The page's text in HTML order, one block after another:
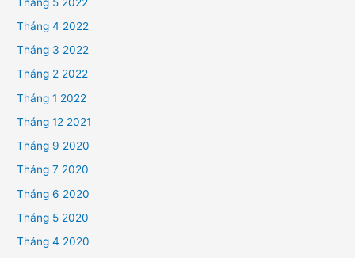
Tháng 4 2022
Tháng 3 2022
Tháng 2 2022
Tháng 1 2022
Tháng 12 2021
Tháng 9 2020
Tháng 7 2020
Tháng 6 2020
Tháng 5 2020
Tháng 4 2020